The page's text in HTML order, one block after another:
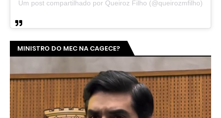
Um post compartilhado por Queiroz Filho (@queirozmfilho)
MINISTRO DO MEC NA CAGECE?